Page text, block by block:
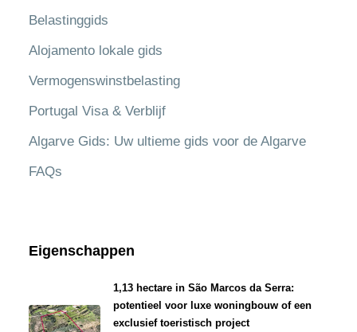
Belastinggids
Alojamento lokale gids
Vermogenswinstbelasting
Portugal Visa & Verblijf
Algarve Gids: Uw ultieme gids voor de Algarve
FAQs
Eigenschappen
1,13 hectare in São Marcos da Serra:
potentieel voor luxe woningbouw of een
exclusief toeristisch project